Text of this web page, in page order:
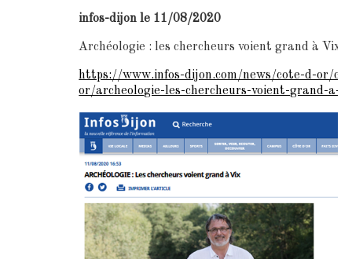
infos-dijon le 11/08/2020
Archéologie : les chercheurs voient grand à Vix
https://www.infos-dijon.com/news/cote-d-or/
or/archeologie-les-chercheurs-voient-grand-a-